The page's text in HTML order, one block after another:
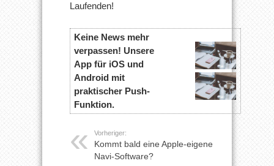
Laufenden!
Keine News mehr
verpassen! Unsere
App für iOS und
Android mit
praktischer Push-
Funktion.
Vorheriger:
Kommt bald eine Apple-eigene
Navi-Software?